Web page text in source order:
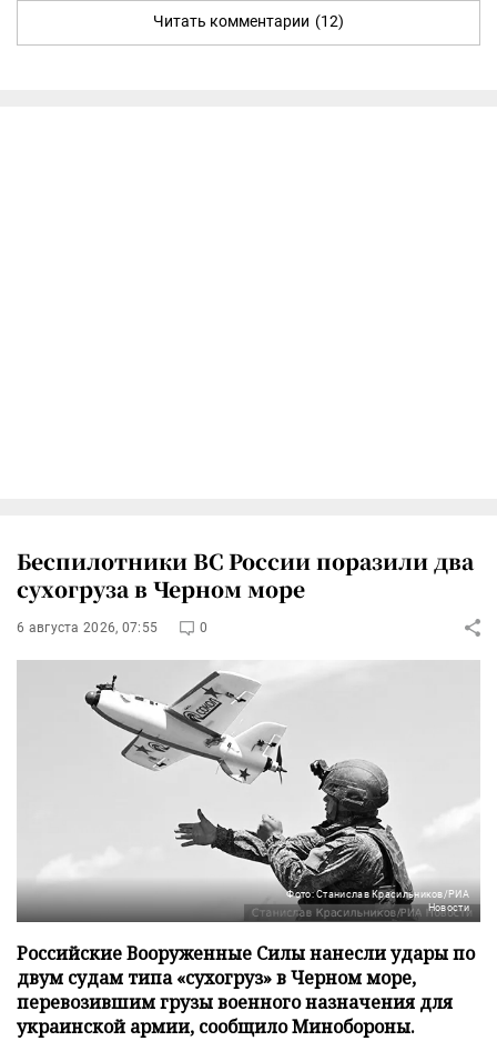
Читать комментарии (12)
Беспилотники ВС России поразили два
сухогруза в Черном море
6 августа 2026, 07:55 0
Фото: Станислав Красильников/РИА
Новости
Российские Вооруженные Силы нанесли удары по
двум судам типа «сухогруз» в Черном море,
перевозившим грузы военного назначения для
украинской армии, сообщило Минобороны.